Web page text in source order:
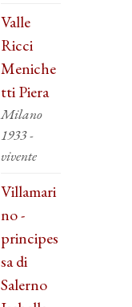
Valle
Ricci
Meniche
tti Piera
Milano
1933 -
vivente
Villamari
no -
principes
sa di
Salerno